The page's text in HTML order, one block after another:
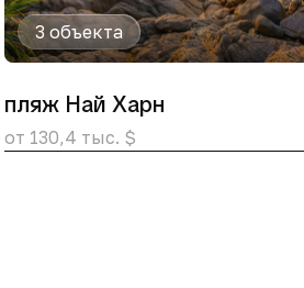
3 объекта
пляж Най Харн
от 130,4 тыс. $